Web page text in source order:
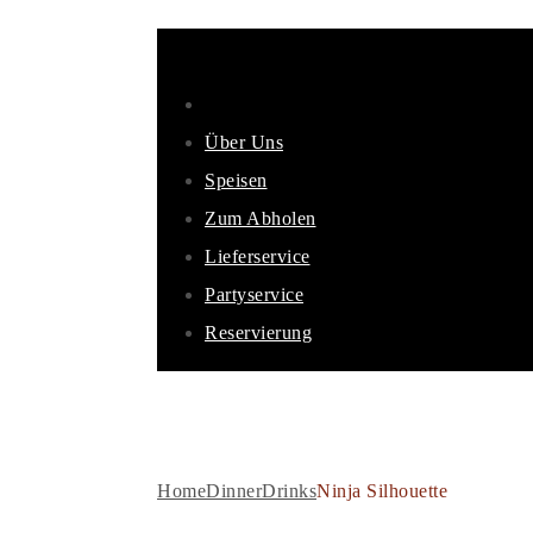
Über Uns
Speisen
Zum Abholen
Lieferservice
Partyservice
Reservierung
HomeDinnerDrinksNinja Silhouette